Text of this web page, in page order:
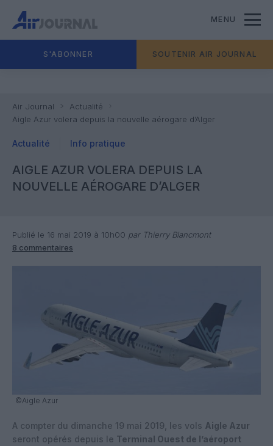
MENU
S'ABONNER SOUTENIR AIR JOURNAL
Air Journal
Actualité
Aigle Azur volera depuis la nouvelle aérogare d’Alger
Actualité Info pratique
AIGLE AZUR VOLERA DEPUIS LA
NOUVELLE AÉROGARE D’ALGER
Publié le 16 mai 2019 à 10h00 par Thierry Blancmont
8 commentaires
©Aigle Azur
A compter du dimanche 19 mai 2019, les vols Aigle Azur
seront opérés depuis le Terminal Ouest de l’aéroport